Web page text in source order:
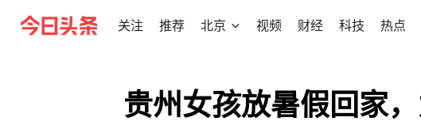
关注 推荐 北京 视频 财经 科技 热点
贵州女孩放暑假回家